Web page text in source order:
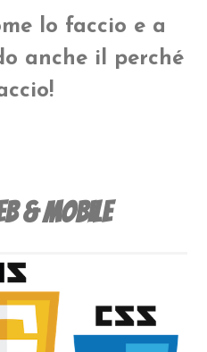
lo faccio e a
anche il perché
& Mobile